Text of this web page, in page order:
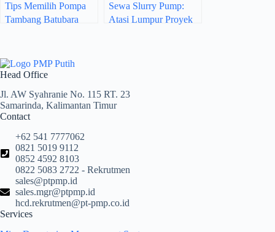
Tips Memilih Pompa
Tambang Batubara
Sewa Slurry Pump:
Atasi Lumpur Proyek
Head Office
Jl. AW Syahranie No. 115 RT. 23
Samarinda, Kalimantan Timur
Contact
+62 541 7777062
0821 5019 9112
0852 4592 8103
0822 5083 2722 - Rekrutmen
sales@ptpmp.id
sales.mgr@ptpmp.id
hcd.rekrutmen@pt-pmp.co.id
Services